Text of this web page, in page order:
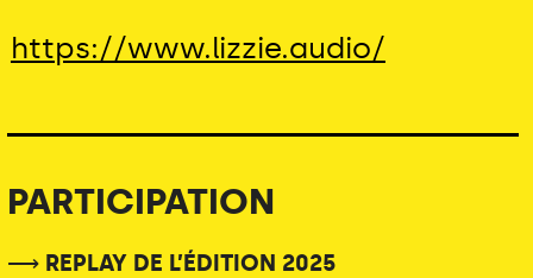
https://www.lizzie.audio/
PARTICIPATION
⟶ REPLAY DE L’ÉDITION 2025